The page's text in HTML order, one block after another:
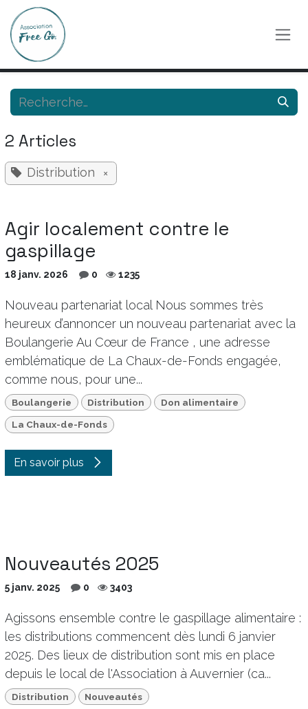
Se rendre au contenu
2 Articles
Distribution ×
Agir localement contre le
gaspillage
18 janv. 2026 0 1235
Nouveau partenariat local Nous sommes très
heureux d’annoncer un nouveau partenariat avec la
Boulangerie Au Cœur de France , une adresse
emblématique de La Chaux-de-Fonds engagée,
comme nous, pour une...
Boulangerie Distribution Don alimentaire
La Chaux-de-Fonds
En savoir plus
Nouveautés 2025
5 janv. 2025 0 3403
Agissons ensemble contre le gaspillage alimentaire :
les distributions commencent dès lundi 6 janvier
2025. Des lieux de distribution sont mis en place
depuis le local de l'Association à Auvernier (ca...
Distribution Nouveautés